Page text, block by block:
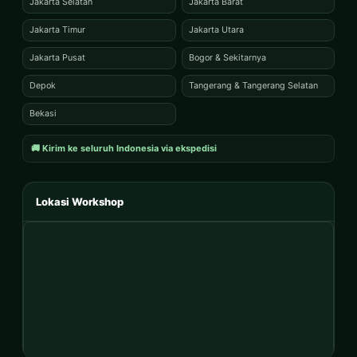
Jakarta Timur Jakarta Utara
Jakarta Pusat Bogor & Sekitarnya
Depok Tangerang & Tangerang Selatan
Bekasi
🚚 Kirim ke seluruh Indonesia via ekspedisi
Lokasi Workshop